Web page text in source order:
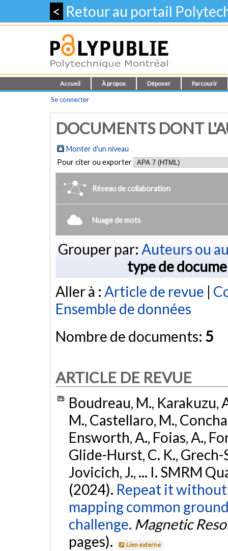
< Retour au portail
Accueil À propos Déposer Parcourir
Se connecter
DOCUMENTS DONT
Monter d'un niveau
Pour citer ou exporter
Réseau de collaboration
Nuage de mots
Grouper par: Auteurs ou
type de
Aller à : Article de revue |
Ensemble de données
Nombre de documents: 5
ARTICLE DE REVUE
Boudreau, M., Karakuzu,
M., Castellaro, M.,
Ensworth, A., Foias, A.,
Glide-Hurst, C. K., Grech-
Jovicich, J., ... I. SMRM
(2024). Repeat it
mapping common
challenge. Magnetic
pages).
Lien externe